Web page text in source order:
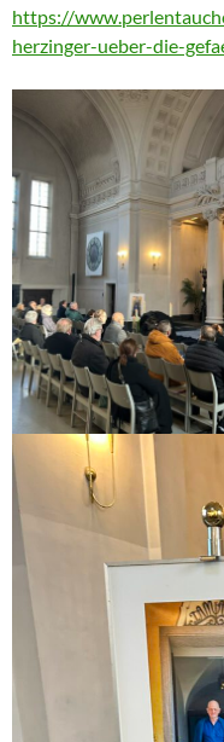
https://
herzinger-ueber-die-